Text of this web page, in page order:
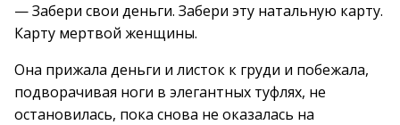
— Забери свои деньги. Забери эту натальную карту.
Карту мертвой женщины.
Она прижала деньги и листок к груди и побежала,
подворачивая ноги в элегантных туфлях, не
остановилась, пока снова не оказалась на